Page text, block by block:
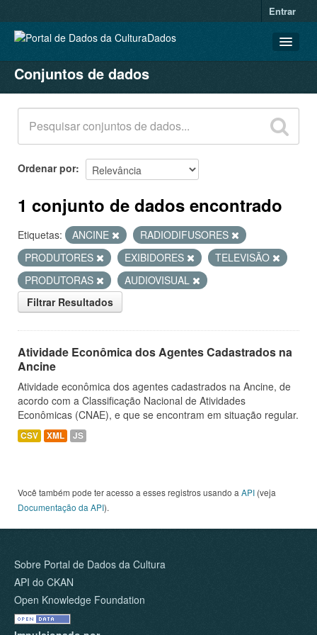
Entrar
CONJUNTOS DE DADOS
ORGANIZAÇÕES
GRUPOS
SOBRE
Conjuntos de dados
Ordenar por
1 conjunto de dados encontrado
Etiquetas: ANCINE
RADIODIFUSORES
PRODUTORES
EXIBIDORES
TELEVISÃO
PRODUTORAS
AUDIOVISUAL
Filtrar Resultados
Atividade Econômica dos Agentes Cadastrados na
Ancine
Atividade econômica dos agentes cadastrados na Ancine, de
acordo com a Classificação Nacional de Atividades
Econômicas (CNAE), e que se encontram em situação regular.
CSV XML JS
Você também pode ter acesso a esses registros usando a API (veja
Documentação da API).
Sobre Portal de Dados da Cultura
API do CKAN
Open Knowledge Foundation